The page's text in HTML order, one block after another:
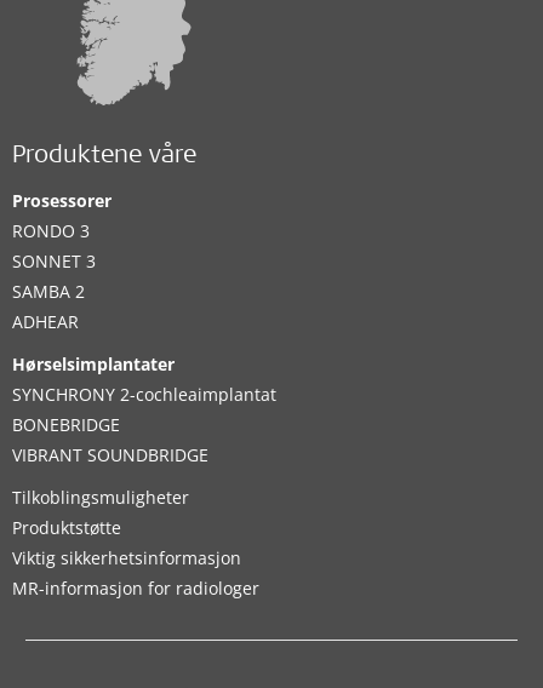
Produktene våre
Prosessorer
RONDO 3
SONNET 3
SAMBA 2
ADHEAR
Hørselsimplantater
SYNCHRONY 2-cochleaimplantat
BONEBRIDGE
VIBRANT SOUNDBRIDGE
Tilkoblingsmuligheter
Produktstøtte
Viktig sikkerhetsinformasjon
MR-informasjon for radiologer